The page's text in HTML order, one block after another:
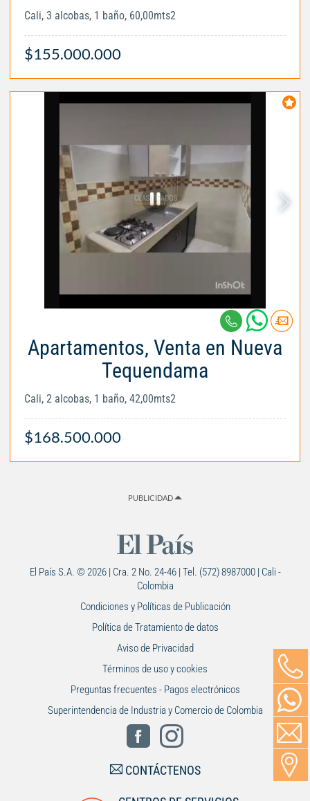
Cali, 3 alcobas, 1 baño, 60,00mts2
$155.000.000
Apartamentos, Venta en Nueva
Tequendama
Cali, 2 alcobas, 1 baño, 42,00mts2
$168.500.000
PUBLICIDAD
El País S.A. © 2026 | Cra. 2 No. 24-46 | Tel. (572) 8987000 | Cali -
Colombia
Condiciones y Políticas de Publicación
Política de Tratamiento de datos
Aviso de Privacidad
Términos de uso y cookies
Preguntas frecuentes - Pagos electrónicos
Superintendencia de Industria y Comercio de Colombia
CONTÁCTENOS